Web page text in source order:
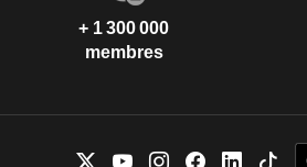
+ 1 300 000
membres